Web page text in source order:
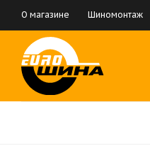
О магазине Шиномонтаж